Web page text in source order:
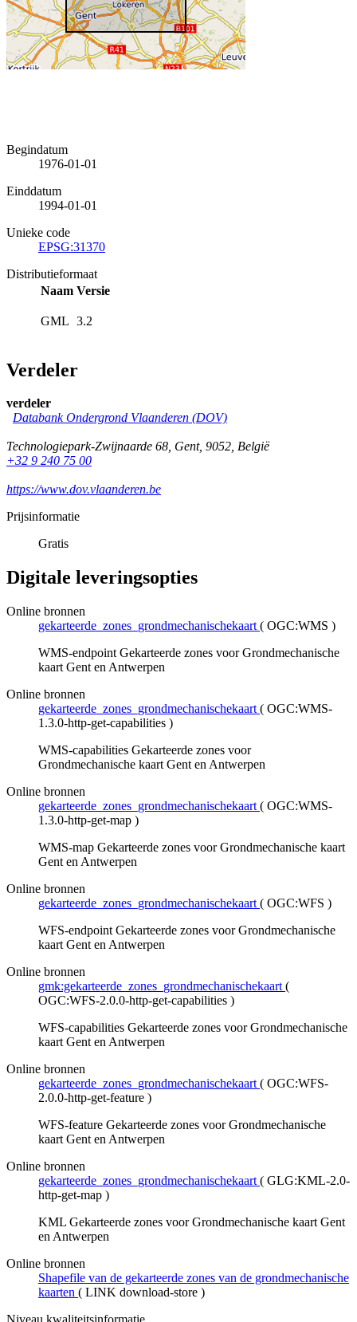
Begindatum
1976-01-01
Einddatum
1994-01-01
Unieke code
EPSG:31370
Distributieformaat
Naam Versie
GML 3.2
Verdeler
verdeler
Databank Ondergrond Vlaanderen (DOV)
Technologiepark-Zwijnaarde 68, Gent, 9052, België
+32 9 240 75 00
https://www.dov.vlaanderen.be
Prijsinformatie
Gratis
Digitale leveringsopties
Online bronnen
gekarteerde_zones_grondmechanischekaart ( OGC:WMS )
WMS-endpoint Gekarteerde zones voor Grondmechanische
kaart Gent en Antwerpen
Online bronnen
gekarteerde_zones_grondmechanischekaart ( OGC:WMS-
1.3.0-http-get-capabilities )
WMS-capabilities Gekarteerde zones voor
Grondmechanische kaart Gent en Antwerpen
Online bronnen
gekarteerde_zones_grondmechanischekaart ( OGC:WMS-
1.3.0-http-get-map )
WMS-map Gekarteerde zones voor Grondmechanische kaart
Gent en Antwerpen
Online bronnen
gekarteerde_zones_grondmechanischekaart ( OGC:WFS )
WFS-endpoint Gekarteerde zones voor Grondmechanische
kaart Gent en Antwerpen
Online bronnen
gmk:gekarteerde_zones_grondmechanischekaart (
OGC:WFS-2.0.0-http-get-capabilities )
WFS-capabilities Gekarteerde zones voor Grondmechanische
kaart Gent en Antwerpen
Online bronnen
gekarteerde_zones_grondmechanischekaart ( OGC:WFS-
2.0.0-http-get-feature )
WFS-feature Gekarteerde zones voor Grondmechanische
kaart Gent en Antwerpen
Online bronnen
gekarteerde_zones_grondmechanischekaart ( GLG:KML-2.0-
http-get-map )
KML Gekarteerde zones voor Grondmechanische kaart Gent
en Antwerpen
Online bronnen
Shapefile van de gekarteerde zones van de grondmechanische
kaarten ( LINK download-store )